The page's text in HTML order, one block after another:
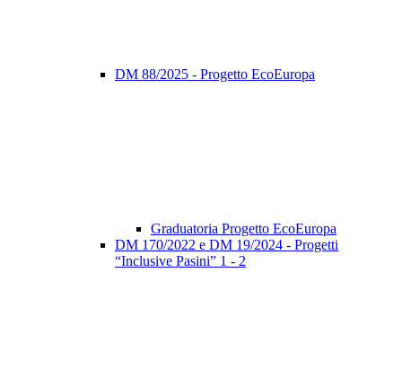
DM 88/2025 - Progetto EcoEuropa
Graduatoria Progetto EcoEuropa
DM 170/2022 e DM 19/2024 - Progetti
“Inclusive Pasini” 1 - 2